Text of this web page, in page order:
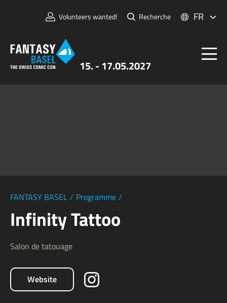
15. - 17.05.2027
Volunteers wanted! Recherche FR
FANTASY BASEL / Programme /
Infinity Tattoo
Salon de tatouage
Website